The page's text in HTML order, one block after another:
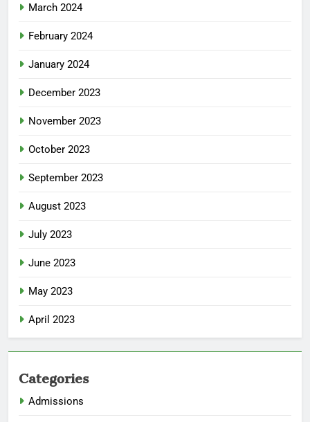
March 2024
February 2024
January 2024
December 2023
November 2023
October 2023
September 2023
August 2023
July 2023
June 2023
May 2023
April 2023
Categories
Admissions